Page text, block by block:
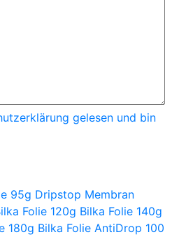
gelesen und bin
95g Dripstop Membran
Folie 120g Bilka Folie 140g
180g Bilka Folie AntiDrop 100